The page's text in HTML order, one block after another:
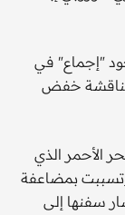
"إجماع" في
مناقشة خفض
الأحمر الذي
وتسببت بمضاعفة
سفنها إلى